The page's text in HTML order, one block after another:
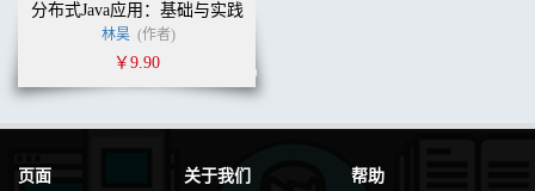
分布式Java应用：基础与实践
林昊 (作者)
￥9.90
页面 关于我们 帮助